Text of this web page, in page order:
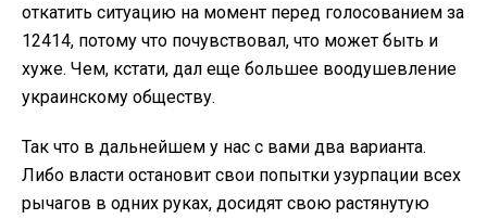
откатить ситуацию на момент перед голосованием за
12414, потому что почувствовал, что может быть и
хуже. Чем, кстати, дал еще большее воодушевление
украинскому обществу.
Так что в дальнейшем у нас с вами два варианта.
Либо власти остановит свои попытки узурпации всех
рычагов в одних руках, досидят свою растянутую